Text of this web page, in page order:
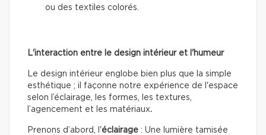
ou des textiles colorés.
L'interaction entre le design intérieur et l'humeur
Le design intérieur englobe bien plus que la simple
esthétique ; il façonne notre expérience de l'espace
selon l’éclairage, les formes, les textures,
l’agencement et les matériaux.
Prenons d’abord, l'éclairage : Une lumière tamisée